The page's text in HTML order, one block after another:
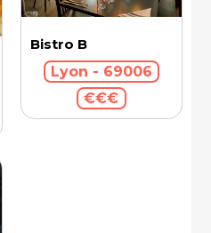
Bistro B
Lyon - 69006
€€€